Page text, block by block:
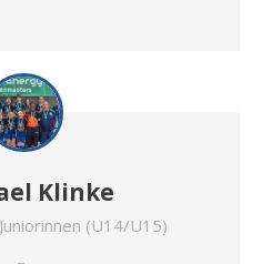
Klinke
(U14/U15)